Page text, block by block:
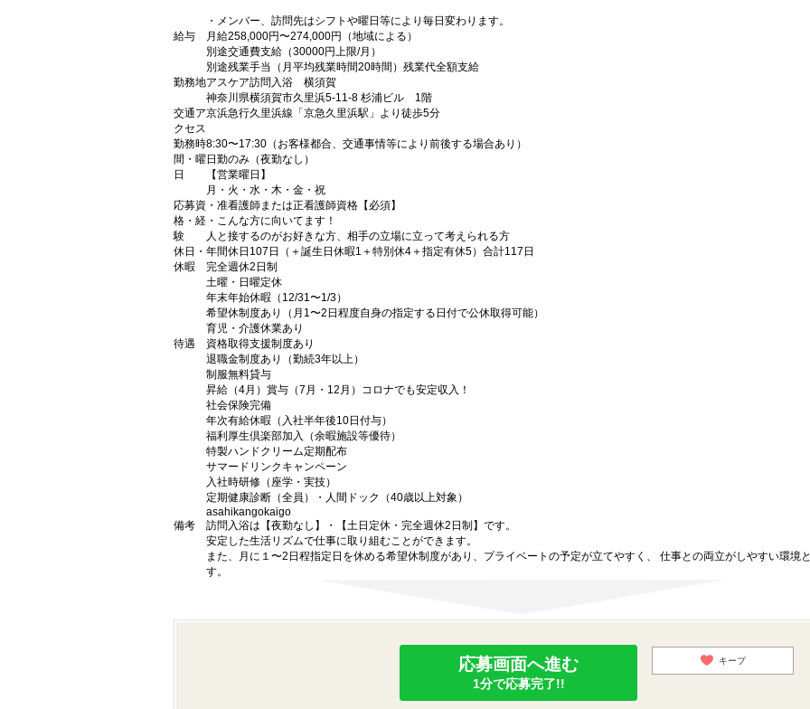
・メンバー、訪問先はシフトや曜日等により毎日変わります。
給与
月給258,000円〜274,000円（地域による）
別途交通費支給（30000円上限/月）
別途残業手当（月平均残業時間20時間）残業代全額支給
勤務地アスケア訪問入浴 横須賀
神奈川県横須賀市久里浜5-11-8 杉浦ビル 1階
交通ア
クセス
京浜急行久里浜線「京急久里浜駅」より徒歩5分
勤務時
間・曜
日
8:30〜17:30（お客様都合、交通事情等により前後する場合あり）
日勤のみ（夜勤なし）
【営業曜日】
月・火・水・木・金・祝
応募資
格・経
験
・准看護師または正看護師資格【必須】
・こんな方に向いてます！
人と接するのがお好きな方、相手の立場に立って考えられる方
休日・
休暇
年間休日107日（＋誕生日休暇1＋特別休4＋指定有休5）合計117日
完全週休2日制
土曜・日曜定休
年末年始休暇（12/31〜1/3）
希望休制度あり（月1〜2日程度自身の指定する日付で公休取得可能）
育児・介護休業あり
待遇
資格取得支援制度あり
退職金制度あり（勤続3年以上）
制服無料貸与
昇給（4月）賞与（7月・12月）コロナでも安定収入！
社会保険完備
年次有給休暇（入社半年後10日付与）
福利厚生倶楽部加入（余暇施設等優待）
特製ハンドクリーム定期配布
サマードリンクキャンペーン
入社時研修（座学・実技）
定期健康診断（全員）・人間ドック（40歳以上対象）
asahikangokaigo
備考
訪問入浴は【夜勤なし】・【土日定休・完全週休2日制】です。
安定した生活リズムで仕事に取り組むことができます。
また、月に１〜2日程指定日を休める希望休制度があり、プライベートの予定が立てやすく、 仕事との両立がしやすい環境
す。
応募画面へ進む
1分で応募完了!!
キープ